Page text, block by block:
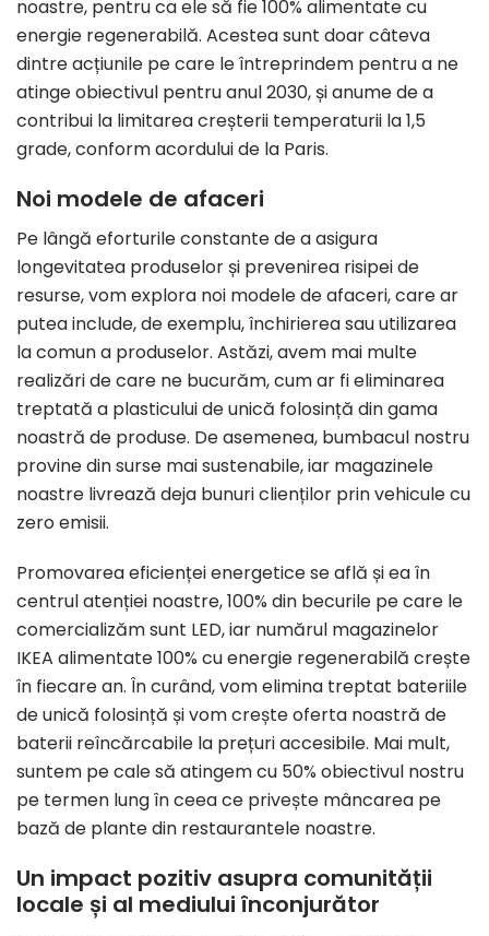
noastre, pentru ca ele să fie 100% alimentate cu
energie regenerabilă. Acestea sunt doar câteva
dintre acțiunile pe care le întreprindem pentru a ne
atinge obiectivul pentru anul 2030, și anume de a
contribui la limitarea creșterii temperaturii la 1,5
grade, conform acordului de la Paris.
Noi modele de afaceri
Pe lângă eforturile constante de a asigura
longevitatea produselor și prevenirea risipei de
resurse, vom explora noi modele de afaceri, care ar
putea include, de exemplu, închirierea sau utilizarea
la comun a produselor. Astăzi, avem mai multe
realizări de care ne bucurăm, cum ar fi eliminarea
treptată a plasticului de unică folosință din gama
noastră de produse. De asemenea, bumbacul nostru
provine din surse mai sustenabile, iar magazinele
noastre livrează deja bunuri clienților prin vehicule cu
zero emisii.
Promovarea eficienței energetice se află și ea în
centrul atenției noastre, 100% din becurile pe care le
comercializăm sunt LED, iar numărul magazinelor
IKEA alimentate 100% cu energie regenerabilă crește
în fiecare an. În curând, vom elimina treptat bateriile
de unică folosință și vom crește oferta noastră de
baterii reîncărcabile la prețuri accesibile. Mai mult,
suntem pe cale să atingem cu 50% obiectivul nostru
pe termen lung în ceea ce privește mâncarea pe
bază de plante din restaurantele noastre.
Un impact pozitiv asupra comunității
locale și al mediului înconjurător